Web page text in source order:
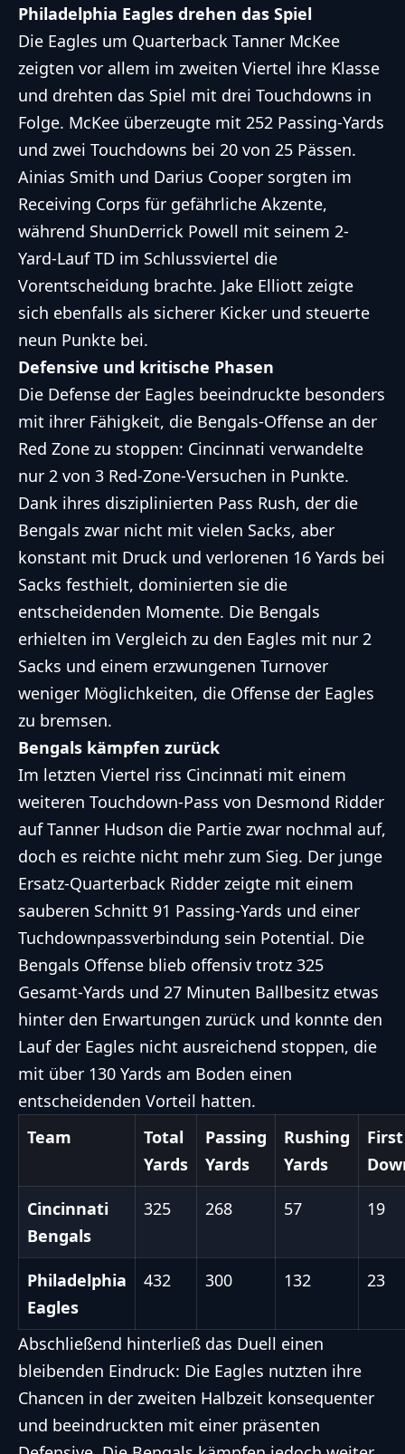
Philadelphia Eagles drehen das Spiel
Die Eagles um Quarterback Tanner McKee
zeigten vor allem im zweiten Viertel ihre Klasse
und drehten das Spiel mit drei Touchdowns in
Folge. McKee überzeugte mit 252 Passing-Yards
und zwei Touchdowns bei 20 von 25 Pässen.
Ainias Smith und Darius Cooper sorgten im
Receiving Corps für gefährliche Akzente,
während ShunDerrick Powell mit seinem 2-
Yard-Lauf TD im Schlussviertel die
Vorentscheidung brachte. Jake Elliott zeigte
sich ebenfalls als sicherer Kicker und steuerte
neun Punkte bei.
Defensive und kritische Phasen
Die Defense der Eagles beeindruckte besonders
mit ihrer Fähigkeit, die Bengals-Offense an der
Red Zone zu stoppen: Cincinnati verwandelte
nur 2 von 3 Red-Zone-Versuchen in Punkte.
Dank ihres disziplinierten Pass Rush, der die
Bengals zwar nicht mit vielen Sacks, aber
konstant mit Druck und verlorenen 16 Yards bei
Sacks festhielt, dominierten sie die
entscheidenden Momente. Die Bengals
erhielten im Vergleich zu den Eagles mit nur 2
Sacks und einem erzwungenen Turnover
weniger Möglichkeiten, die Offense der Eagles
zu bremsen.
Bengals kämpfen zurück
Im letzten Viertel riss Cincinnati mit einem
weiteren Touchdown-Pass von Desmond Ridder
auf Tanner Hudson die Partie zwar nochmal auf,
doch es reichte nicht mehr zum Sieg. Der junge
Ersatz-Quarterback Ridder zeigte mit einem
sauberen Schnitt 91 Passing-Yards und einer
Tuchdownpassverbindung sein Potential. Die
Bengals Offense blieb offensiv trotz 325
Gesamt-Yards und 27 Minuten Ballbesitz etwas
hinter den Erwartungen zurück und konnte den
Lauf der Eagles nicht ausreichend stoppen, die
mit über 130 Yards am Boden einen
entscheidenden Vorteil hatten.
Team
Total
Yards
Passing
Yards
Rushing
Yards
First
Cincinnati
Bengals
325 268 57 19
Philadelphia
Eagles
432 300 132 23
Abschließend hinterließ das Duell einen
bleibenden Eindruck: Die Eagles nutzten ihre
Chancen in der zweiten Halbzeit konsequenter
und beeindruckten mit einer präsenten